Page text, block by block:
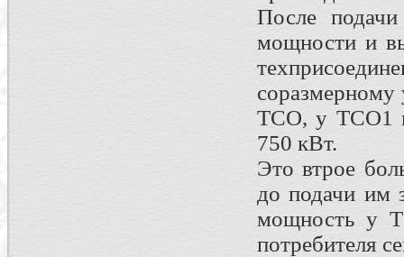
После подачи
мощности и
ТСО, у ТСО1
750 кВт.
Это втрое
до подачи им
мощность у
потребителя